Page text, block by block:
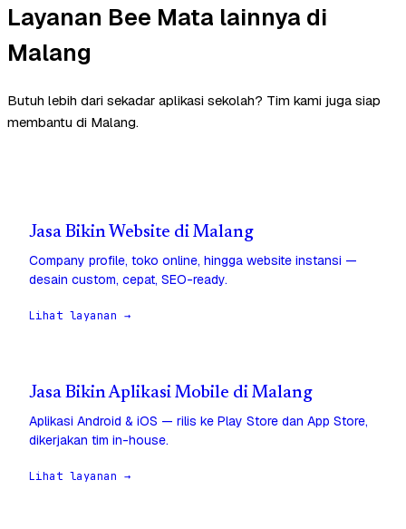
Layanan Bee Mata lainnya di
Malang
Butuh lebih dari sekadar aplikasi sekolah? Tim kami juga siap
membantu di Malang.
Jasa Bikin Website di Malang
Company profile, toko online, hingga website instansi —
desain custom, cepat, SEO-ready.
Lihat layanan →
Jasa Bikin Aplikasi Mobile di Malang
Aplikasi Android & iOS — rilis ke Play Store dan App Store,
dikerjakan tim in-house.
Lihat layanan →